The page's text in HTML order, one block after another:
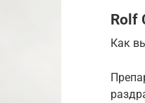
Rolf
Как